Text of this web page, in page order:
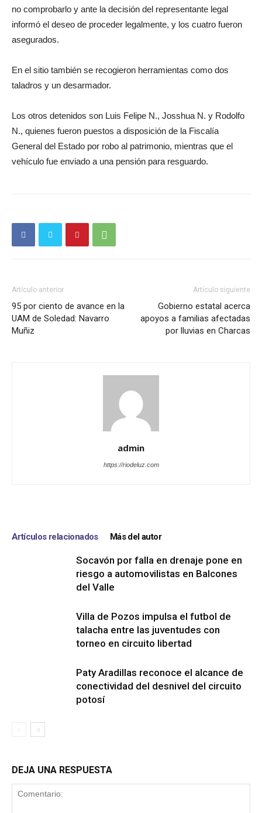
no comprobarlo y ante la decisión del representante legal
informó el deseo de proceder legalmente, y los cuatro fueron
asegurados.
En el sitio también se recogieron herramientas como dos
taladros y un desarmador.
Los otros detenidos son Luis Felipe N., Josshua N. y Rodolfo
N., quienes fueron puestos a disposición de la Fiscalía
General del Estado por robo al patrimonio, mientras que el
vehículo fue enviado a una pensión para resguardo.
Artículo anterior
95 por ciento de avance en la
UAM de Soledad: Navarro
Muñiz
Artículo siguiente
Gobierno estatal acerca
apoyos a familias afectadas
por lluvias en Charcas
admin
https://riodeluz.com
Artículos relacionados Más del autor
Socavón por falla en drenaje pone en
riesgo a automovilistas en Balcones
del Valle
Villa de Pozos impulsa el futbol de
talacha entre las juventudes con
torneo en circuito libertad
Paty Aradillas reconoce el alcance de
conectividad del desnivel del circuito
potosí
DEJA UNA RESPUESTA